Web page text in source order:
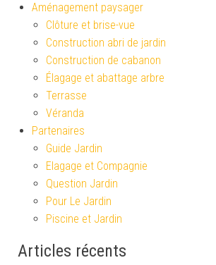
Aménagement paysager
Clôture et brise-vue
Construction abri de jardin
Construction de cabanon
Élagage et abattage arbre
Terrasse
Véranda
Partenaires
Guide Jardin
Elagage et Compagnie
Question Jardin
Pour Le Jardin
Piscine et Jardin
Articles récents